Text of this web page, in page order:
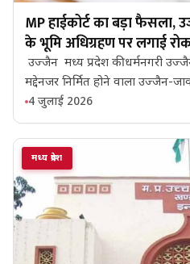
MP हाईकोर्ट का बड़ा फैसला,
के भूमि अधिग्रहण पर लगाई
उज्जैन मध्य प्रदेश की धर्मनगरी
मद्देनजर निर्मित होने वाला उज्जैन-
4 जुलाई 2026
मध्य प्रदेश